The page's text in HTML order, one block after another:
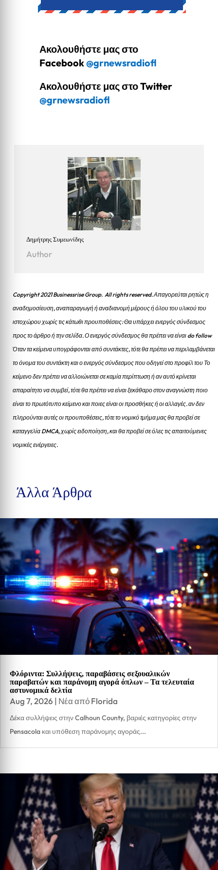
Ακολουθήστε μας στο
Facebook@grnewsradiofl
Ακολουθήστε μας στο Twitter
@grnewsradiofl
Δημήτρης Συμεωνίδης
Author
Copyright 2021 Businessrise Group. All rights reserved. Απαγορεύται ρητώς η
αναδημοσίευση, αναπαραγωγή ή αναδιανομή μέρους ή όλου του υλικού του
ιστοχώρου χωρίς τις κάτωθι προυποθέσεις: Θα υπάρχει ενεργός σύνδεσμος
προς το άρθρο ή την σελίδα.Ο ενεργός σύνδεσμος θα πρέπει να είναι do follow
Όταν τα κείμενα υπογράφονται από συντάκτες, τότε θα πρέπει να περιλαμβάνεται
το όνομα του συντάκτη και ο ενεργός σύνδεσμος που οδηγεί στο προφίλ του Το
κείμενο δεν πρέπει να αλλοιώνεται σε καμία περίπτωση ή αν αυτό κρίνεται
απαραίτητο να συμβεί, τότε θα πρέπει να είναι ξεκάθαρο στον αναγνώστη ποιο
είναι το πρωτότυπο κείμενο και ποιες είναι οι προσθήκες ή οι αλλαγές. αν δεν
πληρούνται αυτές οι προυποθέσεις, τότε το νομικό τμήμα μας θα προβεί σε
καταγγελία DMCA, χωρίς ειδοποίηση, και θα προβεί σε όλες τις απαιτούμενες
νομικές ενέργειες.
Άλλα Άρθρα
Φλόριντα: Συλλήψεις, παραβάσεις σεξουαλικών
παραβατών και παράνομη αγορά όπλων – Τα τελευταία
αστυνομικά δελτία
Aug 7, 2026 | Νέα από Florida
Δέκα συλλήψεις στην Calhoun County, βαριές κατηγορίες στην
Pensacola και υπόθεση παράνομης αγοράς...